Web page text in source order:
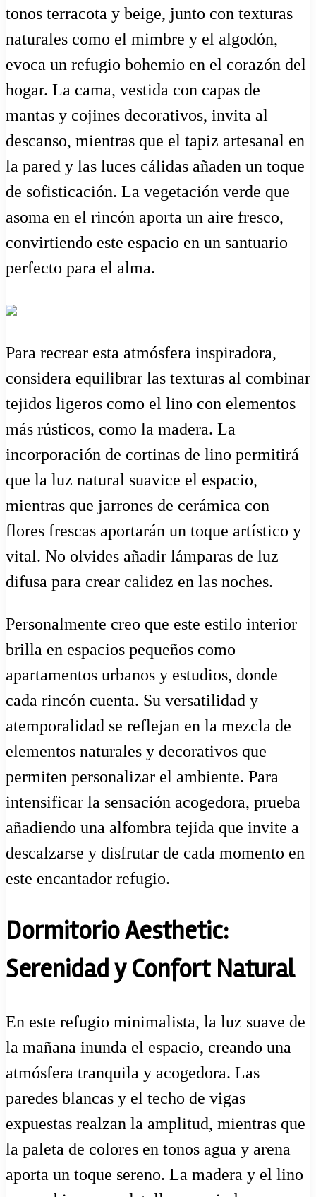
tonos terracota y beige, junto con texturas
naturales como el mimbre y el algodón,
evoca un refugio bohemio en el corazón del
hogar. La cama, vestida con capas de
mantas y cojines decorativos, invita al
descanso, mientras que el tapiz artesanal en
la pared y las luces cálidas añaden un toque
de sofisticación. La vegetación verde que
asoma en el rincón aporta un aire fresco,
convirtiendo este espacio en un santuario
perfecto para el alma.
Para recrear esta atmósfera inspiradora,
considera equilibrar las texturas al combinar
tejidos ligeros como el lino con elementos
más rústicos, como la madera. La
incorporación de cortinas de lino permitirá
que la luz natural suavice el espacio,
mientras que jarrones de cerámica con
flores frescas aportarán un toque artístico y
vital. No olvides añadir lámparas de luz
difusa para crear calidez en las noches.
Personalmente creo que este estilo interior
brilla en espacios pequeños como
apartamentos urbanos y estudios, donde
cada rincón cuenta. Su versatilidad y
atemporalidad se reflejan en la mezcla de
elementos naturales y decorativos que
permiten personalizar el ambiente. Para
intensificar la sensación acogedora, prueba
añadiendo una alfombra tejida que invite a
descalzarse y disfrutar de cada momento en
este encantador refugio.
Dormitorio Aesthetic:
Serenidad y Confort Natural
En este refugio minimalista, la luz suave de
la mañana inunda el espacio, creando una
atmósfera tranquila y acogedora. Las
paredes blancas y el techo de vigas
expuestas realzan la amplitud, mientras que
la paleta de colores en tonos agua y arena
aporta un toque sereno. La madera y el lino